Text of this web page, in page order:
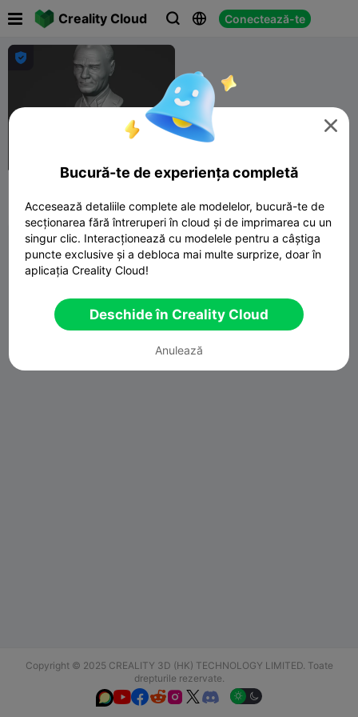
Creality Cloud   Conectează-te

AYHANCELİK 843 148
Copyright © 2025 CREALITY 3D (HK) TECHNOLOGY LIMITED. Toate
drepturile rezervate.
  

Bucură-te de experiența completă
Accesează detaliile complete ale modelelor, bucură-te de
secționarea fără întreruperi în cloud și de imprimarea cu un
singur clic. Interacționează cu modelele pentru a câștiga
puncte exclusive și a debloca mai multe surprize, doar în
aplicația Creality Cloud!
Deschide în Creality Cloud
Anulează